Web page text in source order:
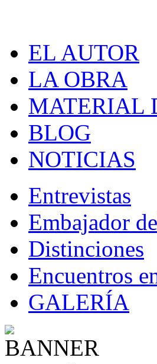
EL AUTOR
LA OBRA
MATERIAL
BLOG
NOTICIAS
Entrevistas
Embajador
Distinciones
Encuentros
GALERÍA